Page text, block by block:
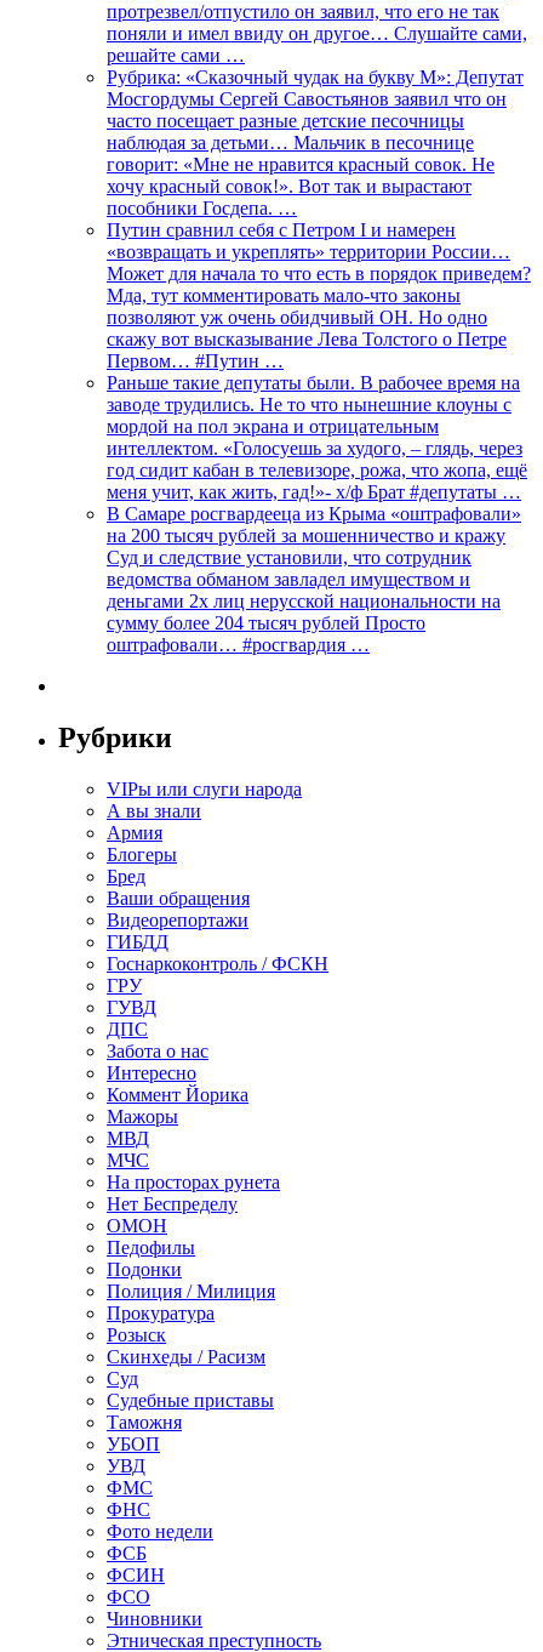
протрезвел/отпустило он заявил, что его не так
поняли и имел ввиду он другое… Слушайте сами,
решайте сами …
Рубрика: «Сказочный чудак на букву М»: Депутат
Мосгордумы Сергей Савостьянов заявил что он
часто посещает разные детские песочницы
наблюдая за детьми… Мальчик в песочнице
говорит: «Мне не нравится красный совок. Не
хочу красный совок!». Вот так и вырастают
пособники Госдепа. …
Путин сравнил себя с Петром I и намерен
«возвращать и укреплять» территории России…
Может для начала то что есть в порядок приведем?
Мда, тут комментировать мало-что законы
позволяют уж очень обидчивый ОН. Но одно
скажу вот высказывание Лева Толстого о Петре
Первом… #Путин …
Раньше такие депутаты были. В рабочее время на
заводе трудились. Не то что нынешние клоуны с
мордой на пол экрана и отрицательным
интеллектом. «Голосуешь за худого, – глядь, через
год сидит кабан в телевизоре, рожа, что жопа, ещё
меня учит, как жить, гад!»- х/ф Брат #депутаты …
В Самаре росгвардееца из Крыма «оштрафовали»
на 200 тысяч рублей за мошенничество и кражу
Суд и следствие установили, что сотрудник
ведомства обманом завладел имуществом и
деньгами 2х лиц нерусской национальности на
сумму более 204 тысяч рублей Просто
оштрафовали… #росгвардия …
Рубрики
VIPы или слуги народа
А вы знали
Армия
Блогеры
Бред
Ваши обращения
Видеорепортажи
ГИБДД
Госнаркоконтроль / ФСКН
ГРУ
ГУВД
ДПС
Забота о нас
Интересно
Коммент Йорика
Мажоры
МВД
МЧС
На просторах рунета
Нет Беспределу
ОМОН
Педофилы
Подонки
Полиция / Милиция
Прокуратура
Розыск
Скинхеды / Расизм
Суд
Судебные приставы
Таможня
УБОП
УВД
ФМС
ФНС
Фото недели
ФСБ
ФСИН
ФСО
Чиновники
Этническая преступность